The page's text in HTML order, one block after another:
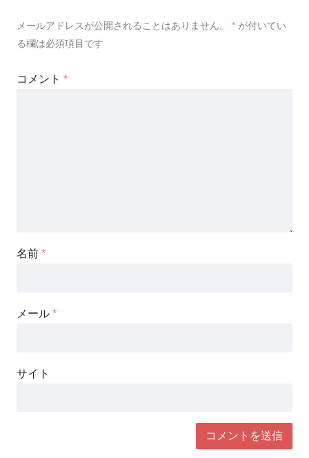
メールアドレスが公開されることはありません。 * が付いてい
る欄は必須項目です
コメント *
名前 *
メール *
サイト